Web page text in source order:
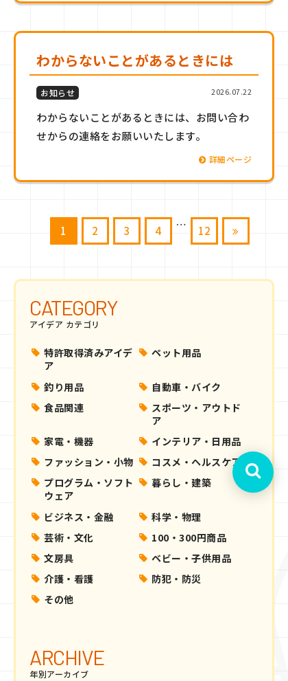
わからないことがあるときには
お知らせ 2026.07.22
わからないことがあるときには、お問い合わ
せからの連絡をお願いいたします。
詳細ページ
1 2 3 4 … 12
CATEGORY
アイデア カテゴリ
特許取得済みアイデ
ア
ペット用品
釣り用品
自動車・バイク
食品関連
スポーツ・アウトド
ア
家電・機器
インテリア・日用品
ファッション・小物
コスメ・ヘルスケア
プログラム・ソフト
ウェア
暮らし・建築
ビジネス・金融
科学・物理
芸術・文化
100・300円商品
文房具
ベビー・子供用品
介護・看護
防犯・防災
その他
ARCHIVE
年別アーカイブ